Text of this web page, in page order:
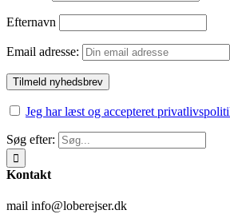
Efternavn
Email adresse:
Jeg har læst og accepteret
Søg efter:
Kontakt
mail info@loberejser.dk